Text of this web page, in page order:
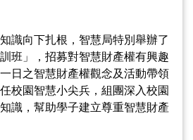
識向下扎根，智慧局特別舉辦了
班」，招募對智慧財產權有興趣
日之智慧財產權觀念及活動帶領
校園智慧小尖兵，組團深入校園
識，幫助學子建立尊重智慧財產